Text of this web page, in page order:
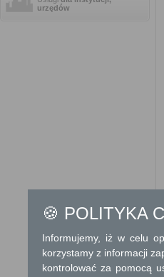
urzędów
🍪 POLITYKA
Informujemy, iż w celu
korzystamy z informacji
kontrolować za pomocą